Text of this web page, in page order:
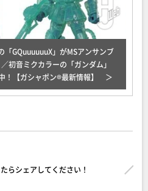
「GQuuuuuuX」がMSアンサンブ
初音ミクカラーの「ガンダム」
！【ガシャポン®最新情報】
らシェアしてください！